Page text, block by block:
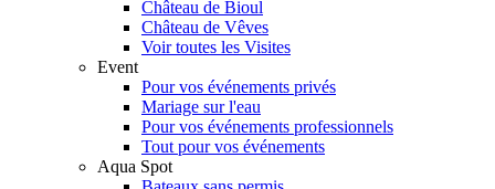
Château de Bioul
Château de Vêves
Voir toutes les Visites
Event
Pour vos événements privés
Mariage sur l'eau
Pour vos événements professionnels
Tout pour vos événements
Aqua Spot